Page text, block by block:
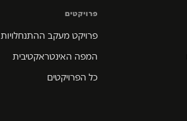
פרויקטים
פרויקט מעקב ההתנחלויות
המפה האינטראקטיבית
כל הפרויקטים